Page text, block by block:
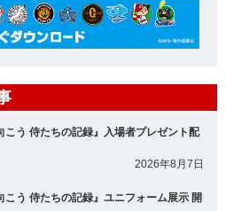
こう 侍たちの記録』入場者プレゼント配
2026年8月7日
こう 侍たちの記録』ユニフォーム展示 開